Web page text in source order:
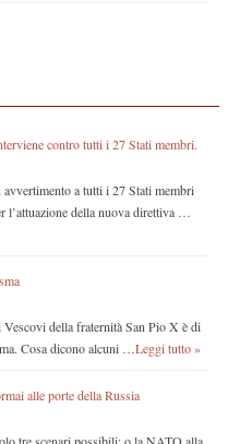
contro tutti i 27 Stati membri.
a tutti i 27 Stati membri
l’attuazione della nuova direttiva …
della fraternità San Pio X è di
Cosa dicono alcuni … Leggi tutto »
alle porte della Russia
tre scenari possibili: o la NATO alla